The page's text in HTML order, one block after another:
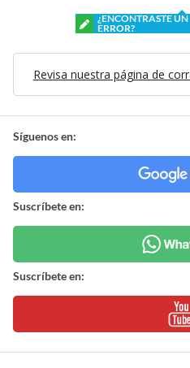
¿ENCONTRASTE UN
ERROR?
Revisa nuestra página de
Síguenos en:
Suscríbete en:
Suscríbete en: